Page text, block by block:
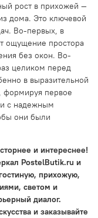
рост в прихожей —
дома. Это ключевой
Во-первых, в
ощущение простора
без окон. Во-
целиком перед
в выразительной
формируя первое
с надежным
они были
и интереснее!
PostelButik.ru и
прихожую,
светом и
диалог.
и заказывайте